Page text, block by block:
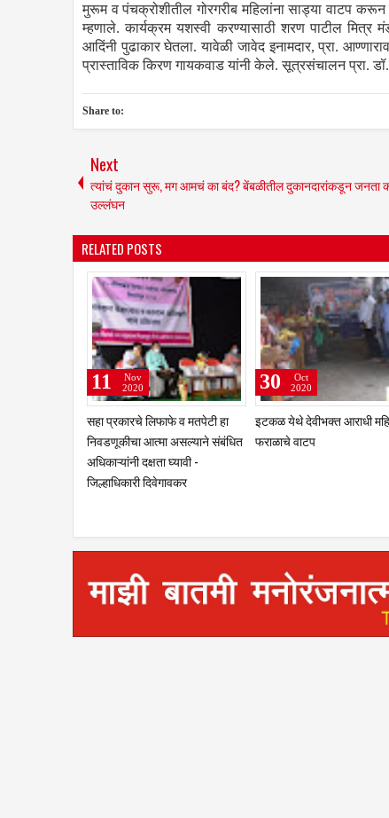
मुरूम व पंचक्रोशीतील गोरगरीब महिलांना साड्या वाटप
म्हणाले. कार्यक्रम यशस्वी करण्यासाठी शरण पाटील मित्र
आदिंनी पुढाकार घेतला. यावेळी जावेद इनामदार, प्रा.
प्रास्ताविक किरण गायकवाड यांनी केले. सूत्रसंचालन प्रा.
Share to:
Next
त्यांचं दुकान सुरू, मग आमचं का बंद? बेंबळीतील दुकानदारांकडून जनता
उल्लंघन
RELATED POSTS
कमी खर्चात टाकाऊ पासून तयार केला
गोलाई ग्रुप गणेश मंडळ, तुळजापूर
24
Aug
2020
दिवाळीच्या
01